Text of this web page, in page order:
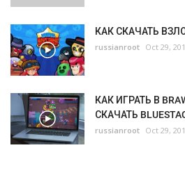
КАК СКАЧАТЬ
russianroot Oct 29,
КАК ИГРАТЬ В
СКАЧАТЬ
russianroot Oct 29,